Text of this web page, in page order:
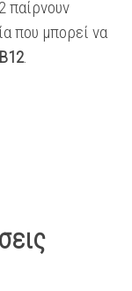
παίρνουν
που μπορεί να
.